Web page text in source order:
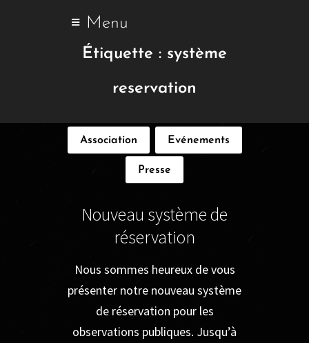
Menu
Étiquette : système
reservation
Association Evénements
Presse
Nouveau système de
réservation
Nous sommes heureux de vous
présenter notre nouveau système
de réservation pour les
observations publiques. Jusqu’à